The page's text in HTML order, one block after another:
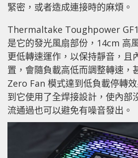
緊密，或者造成連接時的麻煩。
Thermaltake Toughpower
是它的發光風扇部份，14cm 高
更低轉速運作，以保持靜音，且
置，會隨負載高低而調整轉速，
Zero Fan 模式達到低負載停轉
到它使用了全焊接設計，使內部
流通過也可以避免有噪音發出。